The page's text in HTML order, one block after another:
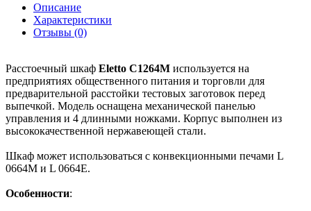
Описание
Характеристики
Отзывы (0)
Расстоечный шкаф Eletto C1264M используется на
предприятиях общественного питания и торговли для
предварительной расстойки тестовых заготовок перед
выпечкой. Модель оснащена механической панелью
управления и 4 длинными ножками. Корпус выполнен из
высококачественной нержавеющей стали.
Шкаф может использоваться с конвекционными печами L
0664M и L 0664E.
Особенности: